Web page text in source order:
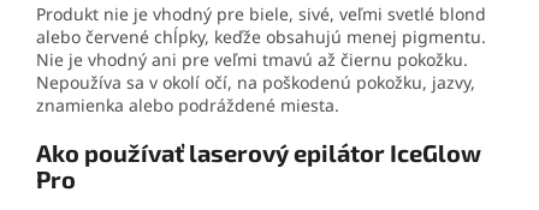
Produkt nie je vhodný pre biele, sivé, veľmi svetlé blond
alebo červené chĺpky, keďže obsahujú menej pigmentu.
Nie je vhodný ani pre veľmi tmavú až čiernu pokožku.
Nepoužíva sa v okolí očí, na poškodenú pokožku, jazvy,
znamienka alebo podráždené miesta.
Ako používať laserový epilátor IceGlow
Pro